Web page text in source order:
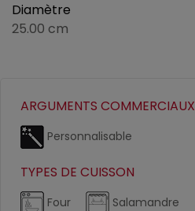
Diamètre
25.00 cm
ARGUMENTS COMMERCIAUX
Personnalisable
TYPES DE CUISSON
Four Salamandre